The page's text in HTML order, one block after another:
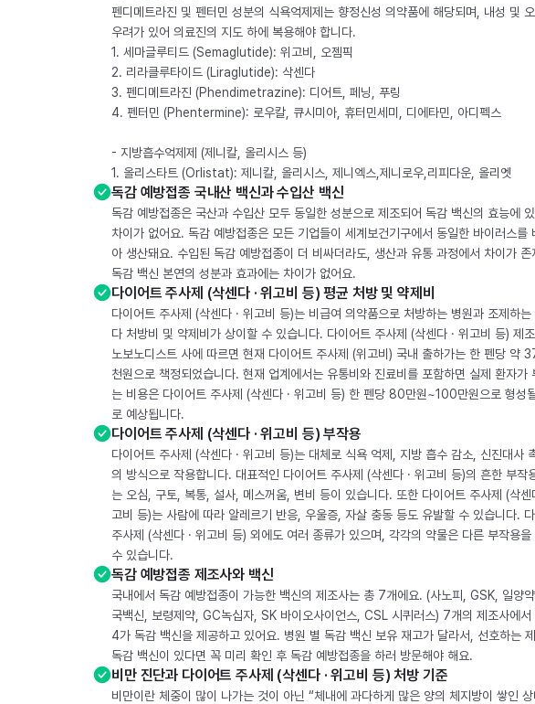
펜디메트라진 및 펜터민 성분의 식욕억제제는 향정신성 의약품에 해당되며, 내성 및
우려가 있어 의료진의 지도 하에 복용해야 합니다.
1. 세마글루티드 (Semaglutide): 위고비, 오젬픽
2. 리라클루타이드 (Liraglutide): 삭센다
3. 펜디메트라진 (Phendimetrazine): 디어트, 페닝, 푸링
4. 펜터민 (Phentermine): 로우칼, 큐시미아, 휴터민세미, 디에타민, 아디펙스
- 지방흡수억제제 (제니칼, 올리시스 등)
1. 올리스타트 (Orlistat): 제니칼, 올리시스, 제니엑스,제니로우,리피다운, 올리엣
독감 예방접종 국내산 백신과 수입산 백신
독감 예방접종은 국산과 수입산 모두 동일한 성분으로 제조되어 독감 백신의 효능에
차이가 없어요. 독감 예방접종은 모든 기업들이 세계보건기구에서 동일한 바이러스를
아 생산돼요. 수입된 독감 예방접종이 더 비싸더라도, 생산과 유통 과정에서 차이가 존
독감 백신 본연의 성분과 효과에는 차이가 없어요.
다이어트 주사제 (삭센다 · 위고비 등) 평균 처방 및 약제비
다이어트 주사제 (삭센다 · 위고비 등)는 비급여 의약품으로 처방하는 병원과 조제하는
다 처방비 및 약제비가 상이할 수 있습니다. 다이어트 주사제 (삭센다 · 위고비 등) 제
노보노디스트 사에 따르면 현재 다이어트 주사제 (위고비) 국내 출하가는 한 펜당 약
천원으로 책정되었습니다. 현재 업계에서는 유통비와 진료비를 포함하면 실제 환자가
는 비용은 다이어트 주사제 (삭센다 · 위고비 등) 한 펜당 80만원~100만원으로 형성
로 예상됩니다.
다이어트 주사제 (삭센다 · 위고비 등) 부작용
다이어트 주사제 (삭센다 · 위고비 등)는 대체로 식욕 억제, 지방 흡수 감소, 신진대사
의 방식으로 작용합니다. 대표적인 다이어트 주사제 (삭센다 · 위고비 등)의 흔한 부작
는 오심, 구토, 복통, 설사, 메스꺼움, 변비 등이 있습니다. 또한 다이어트 주사제 (삭센
고비 등)는 사람에 따라 알레르기 반응, 우울증, 자살 충동 등도 유발할 수 있습니다.
주사제 (삭센다 · 위고비 등) 외에도 여러 종류가 있으며, 각각의 약물은 다른 부작용을
수 있습니다.
독감 예방접종 제조사와 백신
국내에서 독감 예방접종이 가능한 백신의 제조사는 총 7개에요. (사노피, GSK, 일양
국백신, 보령제약, GC녹십자, SK 바이오사이언스, CSL 시퀴러스) 7개의 제조사에서
4가 독감 백신을 제공하고 있어요. 병원 별 독감 백신 보유 재고가 달라서, 선호하는
독감 백신이 있다면 꼭 미리 확인 후 독감 예방접종을 하러 방문해야 해요.
비만 진단과 다이어트 주사제 (삭센다 · 위고비 등) 처방 기준
비만이란 체중이 많이 나가는 것이 아닌 “체내에 과다하게 많은 양의 체지방이 쌓인